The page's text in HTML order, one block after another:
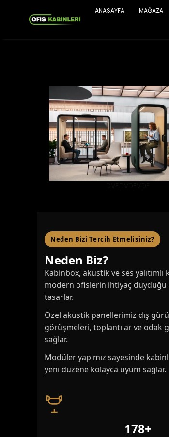
ANASAYFA MAĞAZA
Neden Bizi Tercih Etmelisiniz?
Neden Biz?
Kabinbox, akustik ve ses
modern ofislerin ihtiyaç duyduğu
tasarlar.
Özel akustik panellerimiz dış
görüşmeleri, toplantılar ve odak
sağlar.
Modüler yapımız sayesinde
yeni düzene kolayca uyum sağlar.
178+